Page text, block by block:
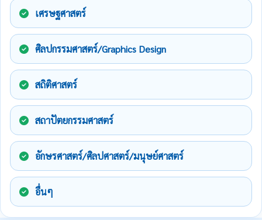
เศรษฐศาสตร์
ศิลปกรรมศาสตร์/Graphics Design
สถิติศาสตร์
สถาปัตยกรรมศาสตร์
อักษรศาสตร์/ศิลปศาสตร์/มนุษย์ศาสตร์
อื่นๆ